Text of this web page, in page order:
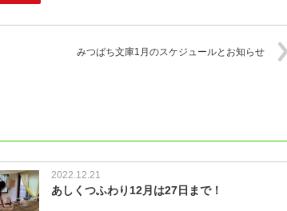
みつばち文庫1月のスケジュールとお知らせ
2022.12.21
あしくつふわり12月は27日まで！